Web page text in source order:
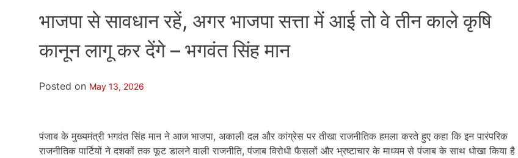
भाजपा से सावधान रहें, अगर भाजपा सत्ता में आई तो वे तीन काले कृषि
कानून लागू कर देंगे – भगवंत सिंह मान
Posted on May 13, 2026
पंजाब के मुख्यमंत्री भगवंत सिंह मान ने आज भाजपा, अकाली दल और कांग्रेस पर तीखा राजनीतिक हमला करते हुए कहा कि इन पारंपरिक
राजनीतिक पार्टियों ने दशकों तक फूट डालने वाली राजनीति, पंजाब विरोधी फैसलों और भ्रष्टाचार के माध्यम से पंजाब के साथ धोखा किया